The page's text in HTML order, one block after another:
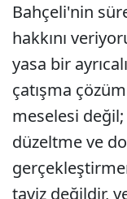
Bahçeli'nin
hakkını
yasa bir
çatışma
meselesi
düzeltme ve
taviz değildir,